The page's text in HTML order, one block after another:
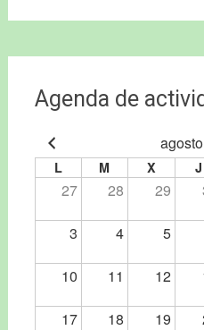
Agenda de
L M X J
27 28 29
3 4 5
10 11 12
17 18 19